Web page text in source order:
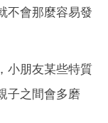
不會那麼容易發
小朋友某些特質
子之間會多磨